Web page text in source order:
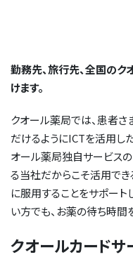
健康経営
マルチステークホルダー方
薬局を活用しよう
キャリア採用（薬剤師）
キャリア採用（登録販売者）
リファラル採用（社員紹介）
会社情報
勤務先、旅行先、全国の
けます。
クオール薬局では、患者
だけるようにICTを活用し
オール薬局独自サービス
る当社だからこそ活用で
に服用することをサポー
い方でも、お薬の待ち時間
クオールカードサ